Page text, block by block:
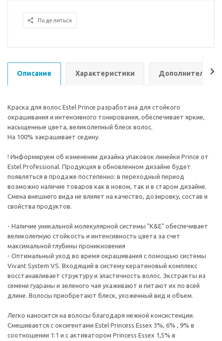
Поделиться
Описание Характеристики Дополнительно
Краска для волос Estel Prince разработана для стойкого
окрашивания и интенсивного тонирования, обеспечивает яркие,
насыщенные цвета, великолепный блеск волос.
На 100% закрашивает седину.
! Информируем об изменении дизайна упаковок линейки Prince от
Estel Professional. Продукция в обновленном дизайне будет
появляться в продаже постепенно: в переходный период
возможно наличие товаров как в новом, так и в старом дизайне.
Смена внешнего вида не влияет на качество, дозировку, состав и
свойства продуктов.
- Наличие уникальной молекулярной системы "K&E" обеспечивает
великолепную стойкость и интенсивность цвета за счет
максимальной глубины проникновения
- Оптимальный уход во время окрашивания с помощью системы
Vivant System VS. Входящий в систему кератиновый комплекс
восстанавливает структуру и эластичность волос. Экстракты из
семени гуараны и зеленого чая ухаживают и питают их по всей
длине. Волосы приобретают блеск, ухоженный вид и объем.
Легко наносится на волосы благодаря нежной консистенции.
Смешивается с оксигентами Estel Princess Essex 3%, 6% , 9% в
соотношении 1:1 и с активатором Princess Essex 1,5% в